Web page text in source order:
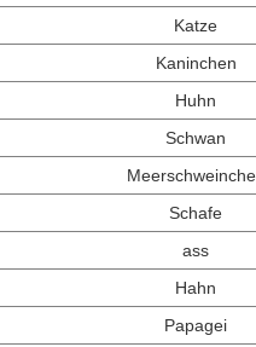
Katze
Kaninchen
Huhn
Schwan
Schafe
ass
Hahn
Papagei